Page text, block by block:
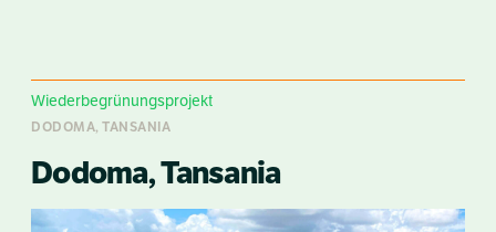
Wiederbegrünungsprojekt
DODOMA, TANSANIA
Dodoma, Tansania